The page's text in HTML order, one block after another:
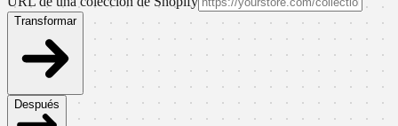
Transformar
Después